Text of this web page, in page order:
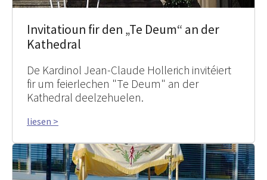
Invitatioun fir den „Te Deum“ an der
Kathedral
De Kardinol Jean-Claude Hollerich invitéiert
fir um feierlechen "Te Deum" an der
Kathedral deelzehuelen.
liesen >